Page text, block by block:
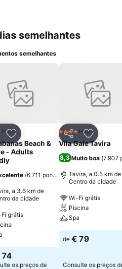
semelhantes
semelhantes
Adicionar aos favoritos
Hotel
Beach &
- Adults
(6.711 pontuações)
a 3.6 km de
da cidade
grátis
74
os preços de
Partilhar
4 EstrelasHotel
Vila Gale Tavira
8,3 Muito boa (7.907
Tavira, a 0.5 km de
Centro da cidade
Wi-Fi grátis
Piscina
Spa
de € 79
Consulte os preços